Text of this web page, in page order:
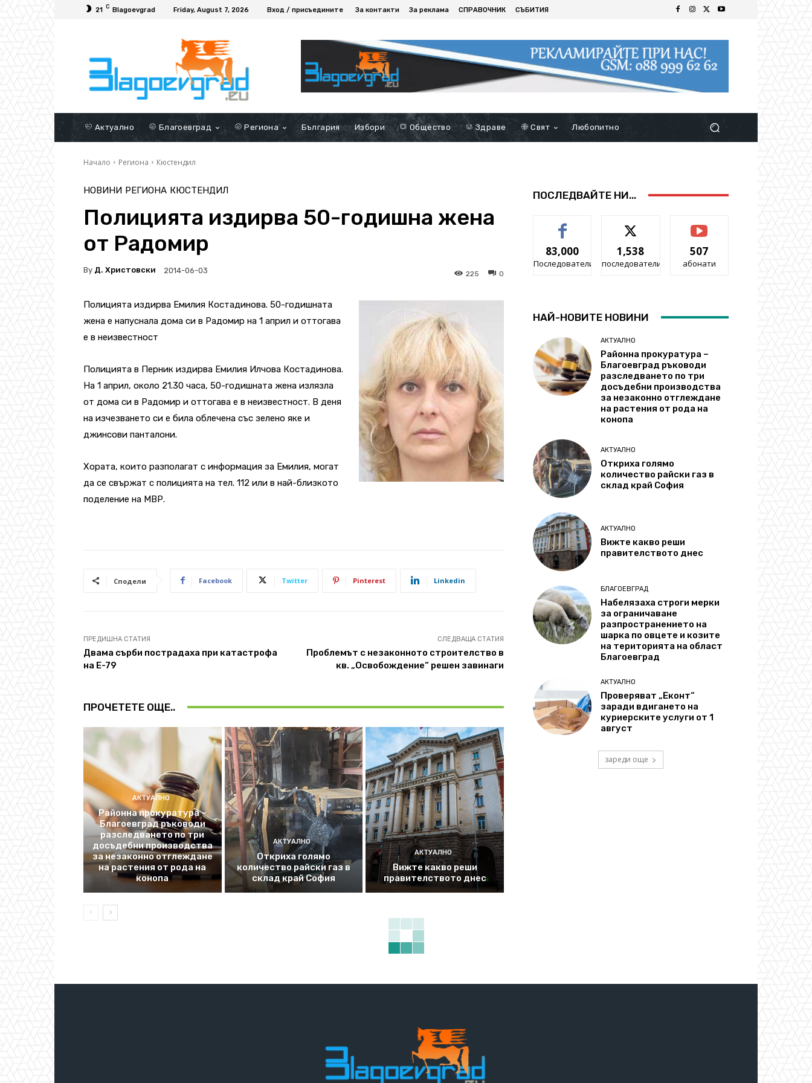
21 C Blagoevgrad Friday, August 7, 2026 Вход / присъедините За контакти За реклама СПРАВОЧНИК СЪБИТИЯ
Актуално Благоевград Региона България Избори Общество Здраве Свят Любопитно
Начало Региона Кюстендил
НОВИНИ РЕГИОНА КЮСТЕНДИЛ
Полицията издирва 50-годишна жена
от Радомир
By Д. Христовски 2014-06-03 0
225
Полицията издирва Емилия Костадинова. 50-годишната
жена е напуснала дома си в Радомир на 1 април и оттогава
е в неизвестност
Полицията в Перник издирва Емилия Илчова Костадинова.
На 1 април, около 21.30 часа, 50-годишната жена излязла
от дома си в Радомир и оттогава е в неизвестност. В деня
на изчезването си е била облечена със зелено яке и
джинсови панталони.
Хората, които разполагат с информация за Емилия, могат
да се свържат с полицията на тел. 112 или в най-близкото
поделение на МВР.
Сподели Facebook Twitter Pinterest Linkedin
ПРЕДИШНА СТАТИЯ
Двама сърби пострадаха при катастрофа
на Е-79
СЛЕДВАЩА СТАТИЯ
Проблемът с незаконното строителство в
кв. „Освобождение“ решен завинаги
ПРОЧЕТЕТЕ ОЩЕ..
АКТУАЛНО
Районна прокуратура –
Благоевград ръководи
разследването по три
досъдебни производства
за незаконно отглеждане
на растения от рода на
конопа
АКТУАЛНО
Откриха голямо
количество райски газ в
склад край София
АКТУАЛНО
Вижте какво реши
правителството днес
ПОСЛЕДВАЙТЕ НИ...
83,000
Последователи
1,538
последователи
507
абонати
НАЙ-НОВИТЕ НОВИНИ
АКТУАЛНО
Районна прокуратура –
Благоевград ръководи
разследването по три
досъдебни производства
за незаконно отглеждане
на растения от рода на
конопа
АКТУАЛНО
Откриха голямо
количество райски газ в
склад край София
АКТУАЛНО
Вижте какво реши
правителството днес
БЛАГОЕВГРАД
Набелязаха строги мерки
за ограничаване
разпространението на
шарка по овцете и козите
на територията на област
Благоевград
АКТУАЛНО
Проверяват „Еконт“
заради вдигането на
куриерските услуги от 1
август
зареди още